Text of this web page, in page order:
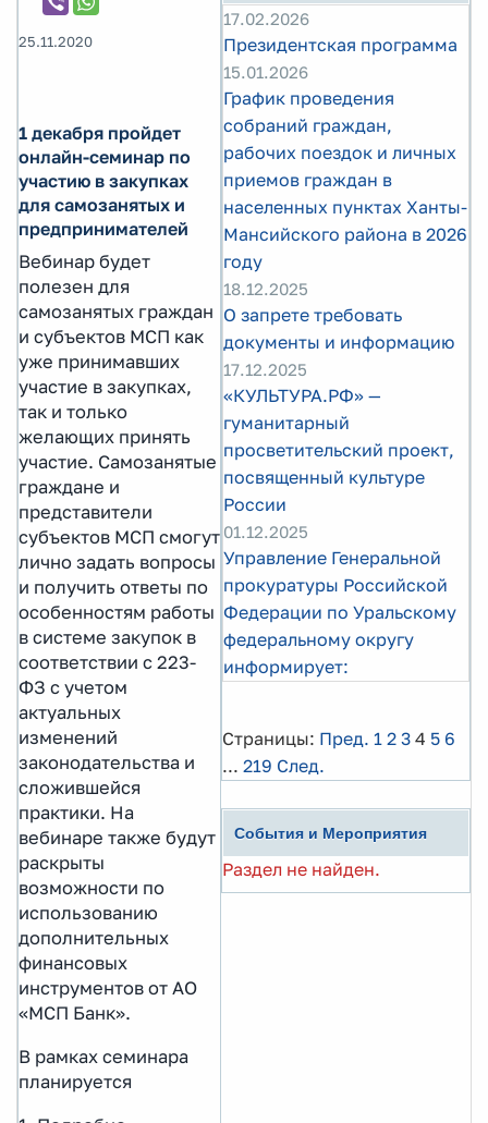
25.11.2020
1 декабря пройдет
онлайн-семинар по
участию в закупках
для самозанятых и
предпринимателей
Вебинар будет
полезен для
самозанятых граждан
и субъектов МСП как
уже принимавших
участие в закупках,
так и только
желающих принять
участие. Самозанятые
граждане и
представители
субъектов МСП смогут
лично задать вопросы
и получить ответы по
особенностям работы
в системе закупок в
соответствии с 223-
ФЗ с учетом
актуальных
изменений
законодательства и
сложившейся
практики. На
вебинаре также будут
раскрыты
возможности по
использованию
дополнительных
финансовых
инструментов от АО
«МСП Банк».
В рамках семинара
планируется
17.02.2026
Президентская программа
15.01.2026
График проведения
собраний граждан,
рабочих поездок и личных
приемов граждан в
населенных пунктах Ханты-
Мансийского района в 2026
году
18.12.2025
О запрете требовать
документы и информацию
17.12.2025
«КУЛЬТУРА.РФ» —
гуманитарный
просветительский проект,
посвященный культуре
России
01.12.2025
Управление Генеральной
прокуратуры Российской
Федерации по Уральскому
федеральному округу
информирует:
Страницы: Пред. 1 2 3 4 5 6
... 219 След.
События и Мероприятия
Раздел не найден.